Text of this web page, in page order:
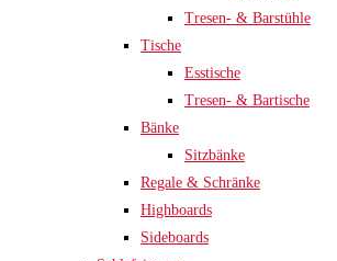
Tresen- & Barstühle
Tische
Esstische
Tresen- & Bartische
Bänke
Sitzbänke
Regale & Schränke
Highboards
Sideboards